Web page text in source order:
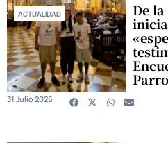
ACTUALIDAD De
31 Julio 2026